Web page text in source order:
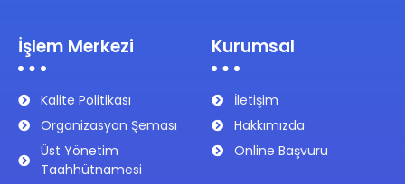
İşlem Merkezi
Kalite Politikası
Organizasyon Şeması
Üst Yönetim
Taahhütnamesi
Kurumsal
İletişim
Hakkımızda
Online Başvuru